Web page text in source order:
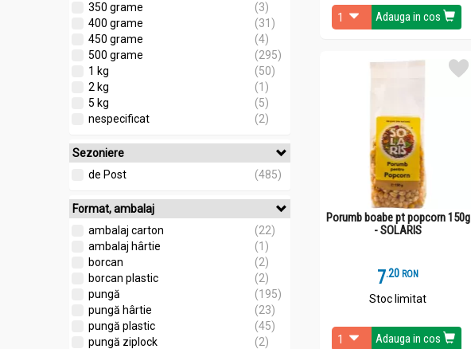
350 grame
(3)
400 grame
(31)
450 grame
(4)
500 grame
(295)
1 kg
(50)
2 kg
(1)
5 kg
(5)
nespecificat
(2)
Sezoniere
de Post
(485)
Format, ambalaj
ambalaj carton
(22)
ambalaj hârtie
(1)
borcan
(2)
borcan plastic
(2)
pungă
(195)
pungă hârtie
(23)
pungă plastic
(45)
pungă ziplock
(2)
Adauga in cos
Porumb boabe pt popcorn 150g
- SOLARIS
7.2 RON
Stoc limitat
Adauga in cos